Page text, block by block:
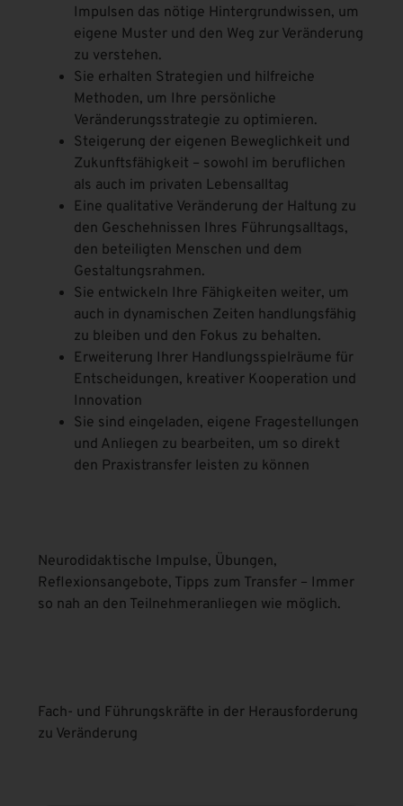
Impulsen das nötige Hintergrundwissen, um
eigene Muster und den Weg zur Veränderung
zu verstehen.
Sie erhalten Strategien und hilfreiche
Methoden, um Ihre persönliche
Veränderungsstrategie zu optimieren.
Steigerung der eigenen Beweglichkeit und
Zukunftsfähigkeit – sowohl im beruflichen
als auch im privaten Lebensalltag
Eine qualitative Veränderung der Haltung zu
den Geschehnissen Ihres Führungsalltags,
den beteiligten Menschen und dem
Gestaltungsrahmen.
Sie entwickeln Ihre Fähigkeiten weiter, um
auch in dynamischen Zeiten handlungsfähig
zu bleiben und den Fokus zu behalten.
Erweiterung Ihrer Handlungsspielräume für
Entscheidungen, kreativer Kooperation und
Innovation
Sie sind eingeladen, eigene Fragestellungen
und Anliegen zu bearbeiten, um so direkt
den Praxistransfer leisten zu können
Neurodidaktische Impulse, Übungen,
Reflexionsangebote, Tipps zum Transfer – Immer
so nah an den Teilnehmeranliegen wie möglich.
Fach- und Führungskräfte in der Herausforderung
zu Veränderung